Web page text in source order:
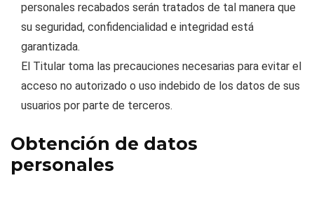
personales recabados serán tratados de tal manera que
su seguridad, confidencialidad e integridad está
garantizada.
El Titular toma las precauciones necesarias para evitar el
acceso no autorizado o uso indebido de los datos de sus
usuarios por parte de terceros.
Obtención de datos
personales